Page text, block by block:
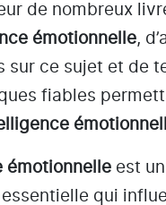
de nombreux
émotionnelle,
sur ce sujet et de
fiables
émotionnelle est
qui